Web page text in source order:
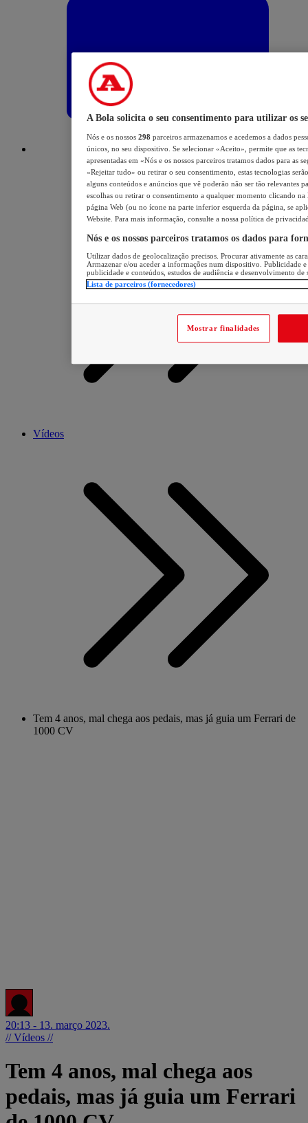
Vídeos
Tem 4 anos, mal chega aos pedais, mas já guia um Ferrari de
1000 CV
20:13 - 13. março 2023.
// Vídeos //
Tem 4 anos, mal chega aos
pedais, mas já guia um Ferrari
A Bola solicita o seu consentimento para utilizar os
Nós e os nossos 298 parceiros armazenamos e acedemos a dados
únicos, no seu dispositivo. Se selecionar «Aceito», permite que as
apresentadas em «Nós e os nossos parceiros tratamos dados para as
«Rejeitar tudo» ou retirar o seu consentimento, estas tecnologias
alguns conteúdos e anúncios que vê poderão não ser tão relevantes
escolhas ou retirar o consentimento a qualquer momento clicando
página Web (ou no ícone na parte inferior esquerda da página, se
Website. Para mais informação, consulte a nossa política de
Nós e os nossos parceiros tratamos os dados para
Utilizar dados de geolocalização precisos. Procurar ativamente as
Armazenar e/ou aceder a informações num dispositivo. Publicidade
publicidade e conteúdos, estudos de audiência e desenvolvimento de
Lista de parceiros (fornecedores)
Mostrar finalidades